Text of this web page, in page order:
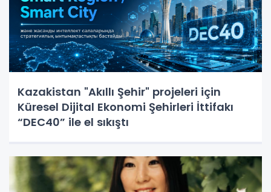
Kazakistan "Akıllı Şehir" projeleri için
Küresel Dijital Ekonomi Şehirleri İttifakı
“DEC40” ile el sıkıştı